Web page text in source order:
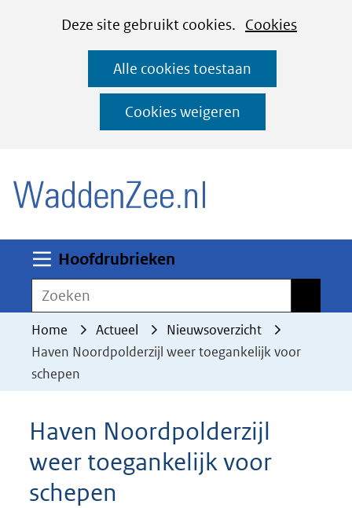
CookiesDeze site gebruikt cookies. Cookies
deze
worden
toegestaan
geweigerd.
Alle cookies toestaan
Cookies weigeren
Ga
naar
de
inhoud
Hoofdrubrieken
Zoeken
Home Actueel
Nieuwsoverzicht
Haven Noordpolderzijl weer toegankelijk voor
schepen
Haven Noordpolderzijl
weer toegankelijk voor
schepen